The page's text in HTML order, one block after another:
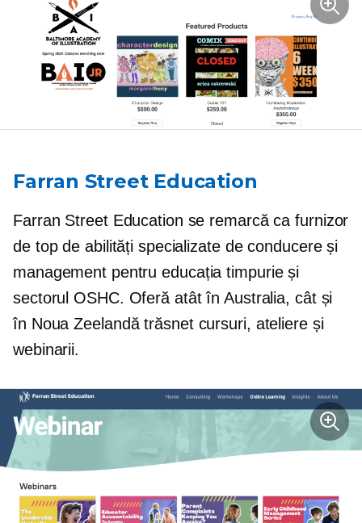
Farran Street Education
Farran Street Education se remarcă ca furnizor
de top de abilități specializate de conducere și
management pentru educația timpurie și
sectorul OSHC. Oferă atât în ​​Australia, cât și
în Noua Zeelandătrăsnetcursuri, ateliere și
webinarii.